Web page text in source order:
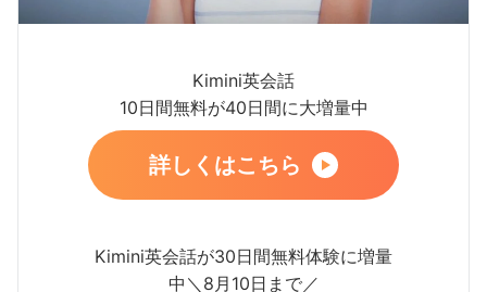
Kimini英会話
10日間無料が40日間に大増量中
詳しくはこちら
Kimini英会話が30日間無料体験に増量
中＼8月10日まで／